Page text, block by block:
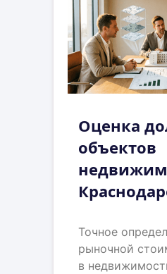
Оценка
объектов
Точное
рыночной
в